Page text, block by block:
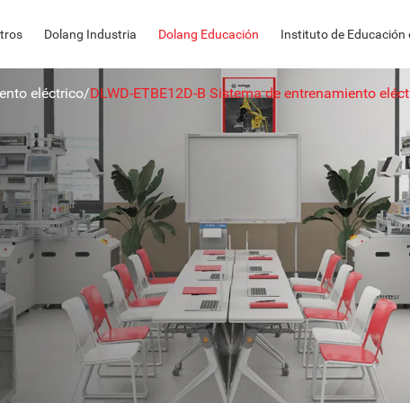
Dolang Industria Dolang Educación Instituto de Educación
eléctrico/DLWD-ETBE12D-B Sistema de entrenamiento